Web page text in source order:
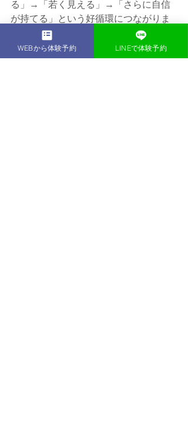
る」→「若く見える」→「さらに自信
が持てる」という好循環につながりま
⸻
WEBから体験予約 LINEで体験予約